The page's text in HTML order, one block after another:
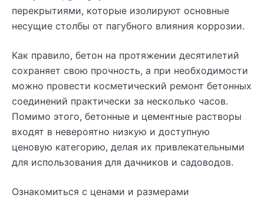
перекрытиями, которые изолируют основные
несущие столбы от пагубного влияния коррозии.
Как правило, бетон на протяжении десятилетий
сохраняет свою прочность, а при необходимости
можно провести косметический ремонт бетонных
соединений практически за несколько часов.
Помимо этого, бетонные и цементные растворы
входят в невероятно низкую и доступную
ценовую категорию, делая их привлекательными
для использования для дачников и садоводов.
Ознакомиться с ценами и размерами